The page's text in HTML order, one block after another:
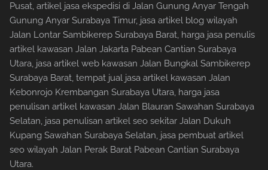
Pusat, artikel jasa ekspedisi di Jalan Gunung Anyar Tengah
Gunung Anyar Surabaya Timur, jasa artikel blog wilayah
Jalan Lontar Sambikerep Surabaya Barat, harga jasa penulis
artikel kawasan Jalan Jakarta Pabean Cantian Surabaya
Utara, jasa artikel web kawasan Jalan Bungkal Sambikerep
Surabaya Barat, tempat jual jasa artikel kawasan Jalan
Kebonrojo Krembangan Surabaya Utara, harga jasa
penulisan artikel kawasan Jalan Blauran Sawahan Surabaya
Selatan, jasa penulisan artikel seo sekitar Jalan Dukuh
Kupang Sawahan Surabaya Selatan, jasa pembuat artikel
seo wilayah Jalan Perak Barat Pabean Cantian Surabaya
Utara.